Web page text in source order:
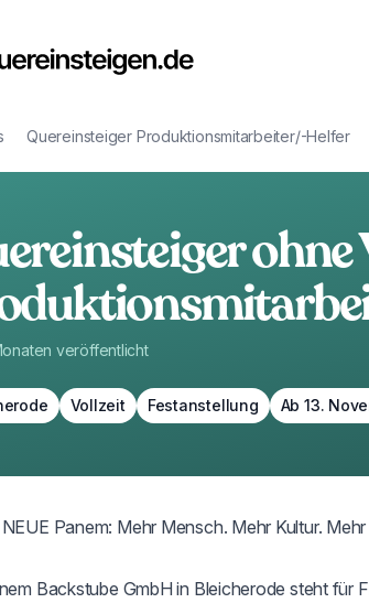
Quereinsteiger Produktionsmitarbeiter/-Helfer
veröffentlicht
Vollzeit Festanstellung Ab 13.
Panem: Mehr Mensch. Mehr Kultur.
Backstube GmbH in Bleicherode steht für